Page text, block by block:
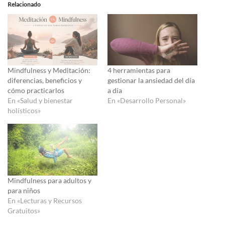
Relacionado
Mindfulness y Meditación:
diferencias, beneficios y
cómo practicarlos
En «Salud y bienestar
holísticos»
4 herramientas para
gestionar la ansiedad del día
a día
En «Desarrollo Personal»
Mindfulness para adultos y
para niños
En «Lecturas y Recursos
Gratuitos»